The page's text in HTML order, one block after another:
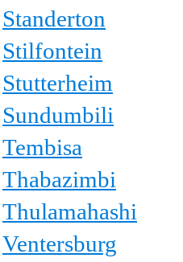
Standerton
Stilfontein
Stutterheim
Sundumbili
Tembisa
Thabazimbi
Thulamahashi
Ventersburg